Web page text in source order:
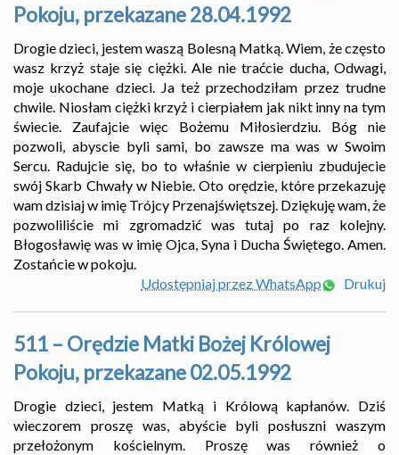
Pokoju, przekazane 28.04.1992
Drogie dzieci, jestem waszą Bolesną Matką. Wiem, że często
wasz krzyż staje się ciężki. Ale nie traćcie ducha, Odwagi,
moje ukochane dzieci. Ja też przechodziłam przez trudne
chwile. Niosłam ciężki krzyż i cierpiałem jak nikt inny na tym
świecie. Zaufajcie więc Bożemu Miłosierdziu. Bóg nie
pozwoli, abyscie byli sami, bo zawsze ma was w Swoim
Sercu. Radujcie się, bo to właśnie w cierpieniu zbudujecie
swój Skarb Chwały w Niebie. Oto orędzie, które przekazuję
wam dzisiaj w imię Trójcy Przenajświętszej. Dziękuję wam, że
pozwoliliście mi zgromadzić was tutaj po raz kolejny.
Błogosławię was w imię Ojca, Syna i Ducha Świętego. Amen.
Zostańcie w pokoju.
Udostępniaj przez WhatsApp
Drukuj
511 – Orędzie Matki Bożej Królowej
Pokoju, przekazane 02.05.1992
Drogie dzieci, jestem Matką i Królową kapłanów. Dziś
wieczorem proszę was, abyście byli posłuszni waszym
przełożonym kościelnym. Proszę was również o